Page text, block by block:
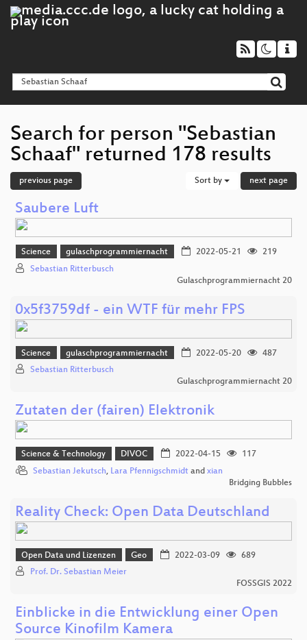
Search for person "Sebastian
Schaaf" returned 178 results
previous page Sort by next page
Saubere Luft
Science gulaschprogrammiernacht 2022-05-21
219
Sebastian Ritterbusch
Gulaschprogrammiernacht 20
0x5f3759df - ein WTF für mehr FPS
Science gulaschprogrammiernacht 2022-05-20
487
Sebastian Ritterbusch
Gulaschprogrammiernacht 20
Zutaten der (fairen) Elektronik
Science & Technology DIVOC 2022-04-15
117
Sebastian Jekutsch, Lara Pfennigschmidt and xian
Bridging Bubbles
Reality Check: Open Data Deutschland
Open Data und Lizenzen Geo 2022-03-09
689
Prof. Dr. Sebastian Meier
FOSSGIS 2022
Einblicke in die Entwicklung einer Open
Source Kinofilm Kamera